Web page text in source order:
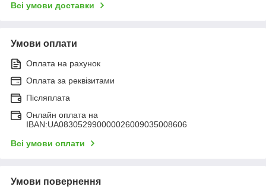
Всі умови доставки
Умови оплати
Оплата на рахунок
Оплата за реквізитами
Післяплата
Онлайн оплата на
IBAN:UA083052990000026009035008606
Всі умови оплати
Умови повернення